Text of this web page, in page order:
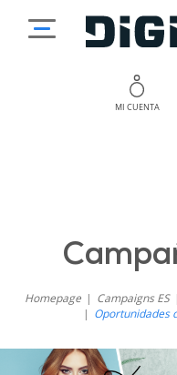
MI CUENTA
Homepage Campaigns ES
Oportunidades